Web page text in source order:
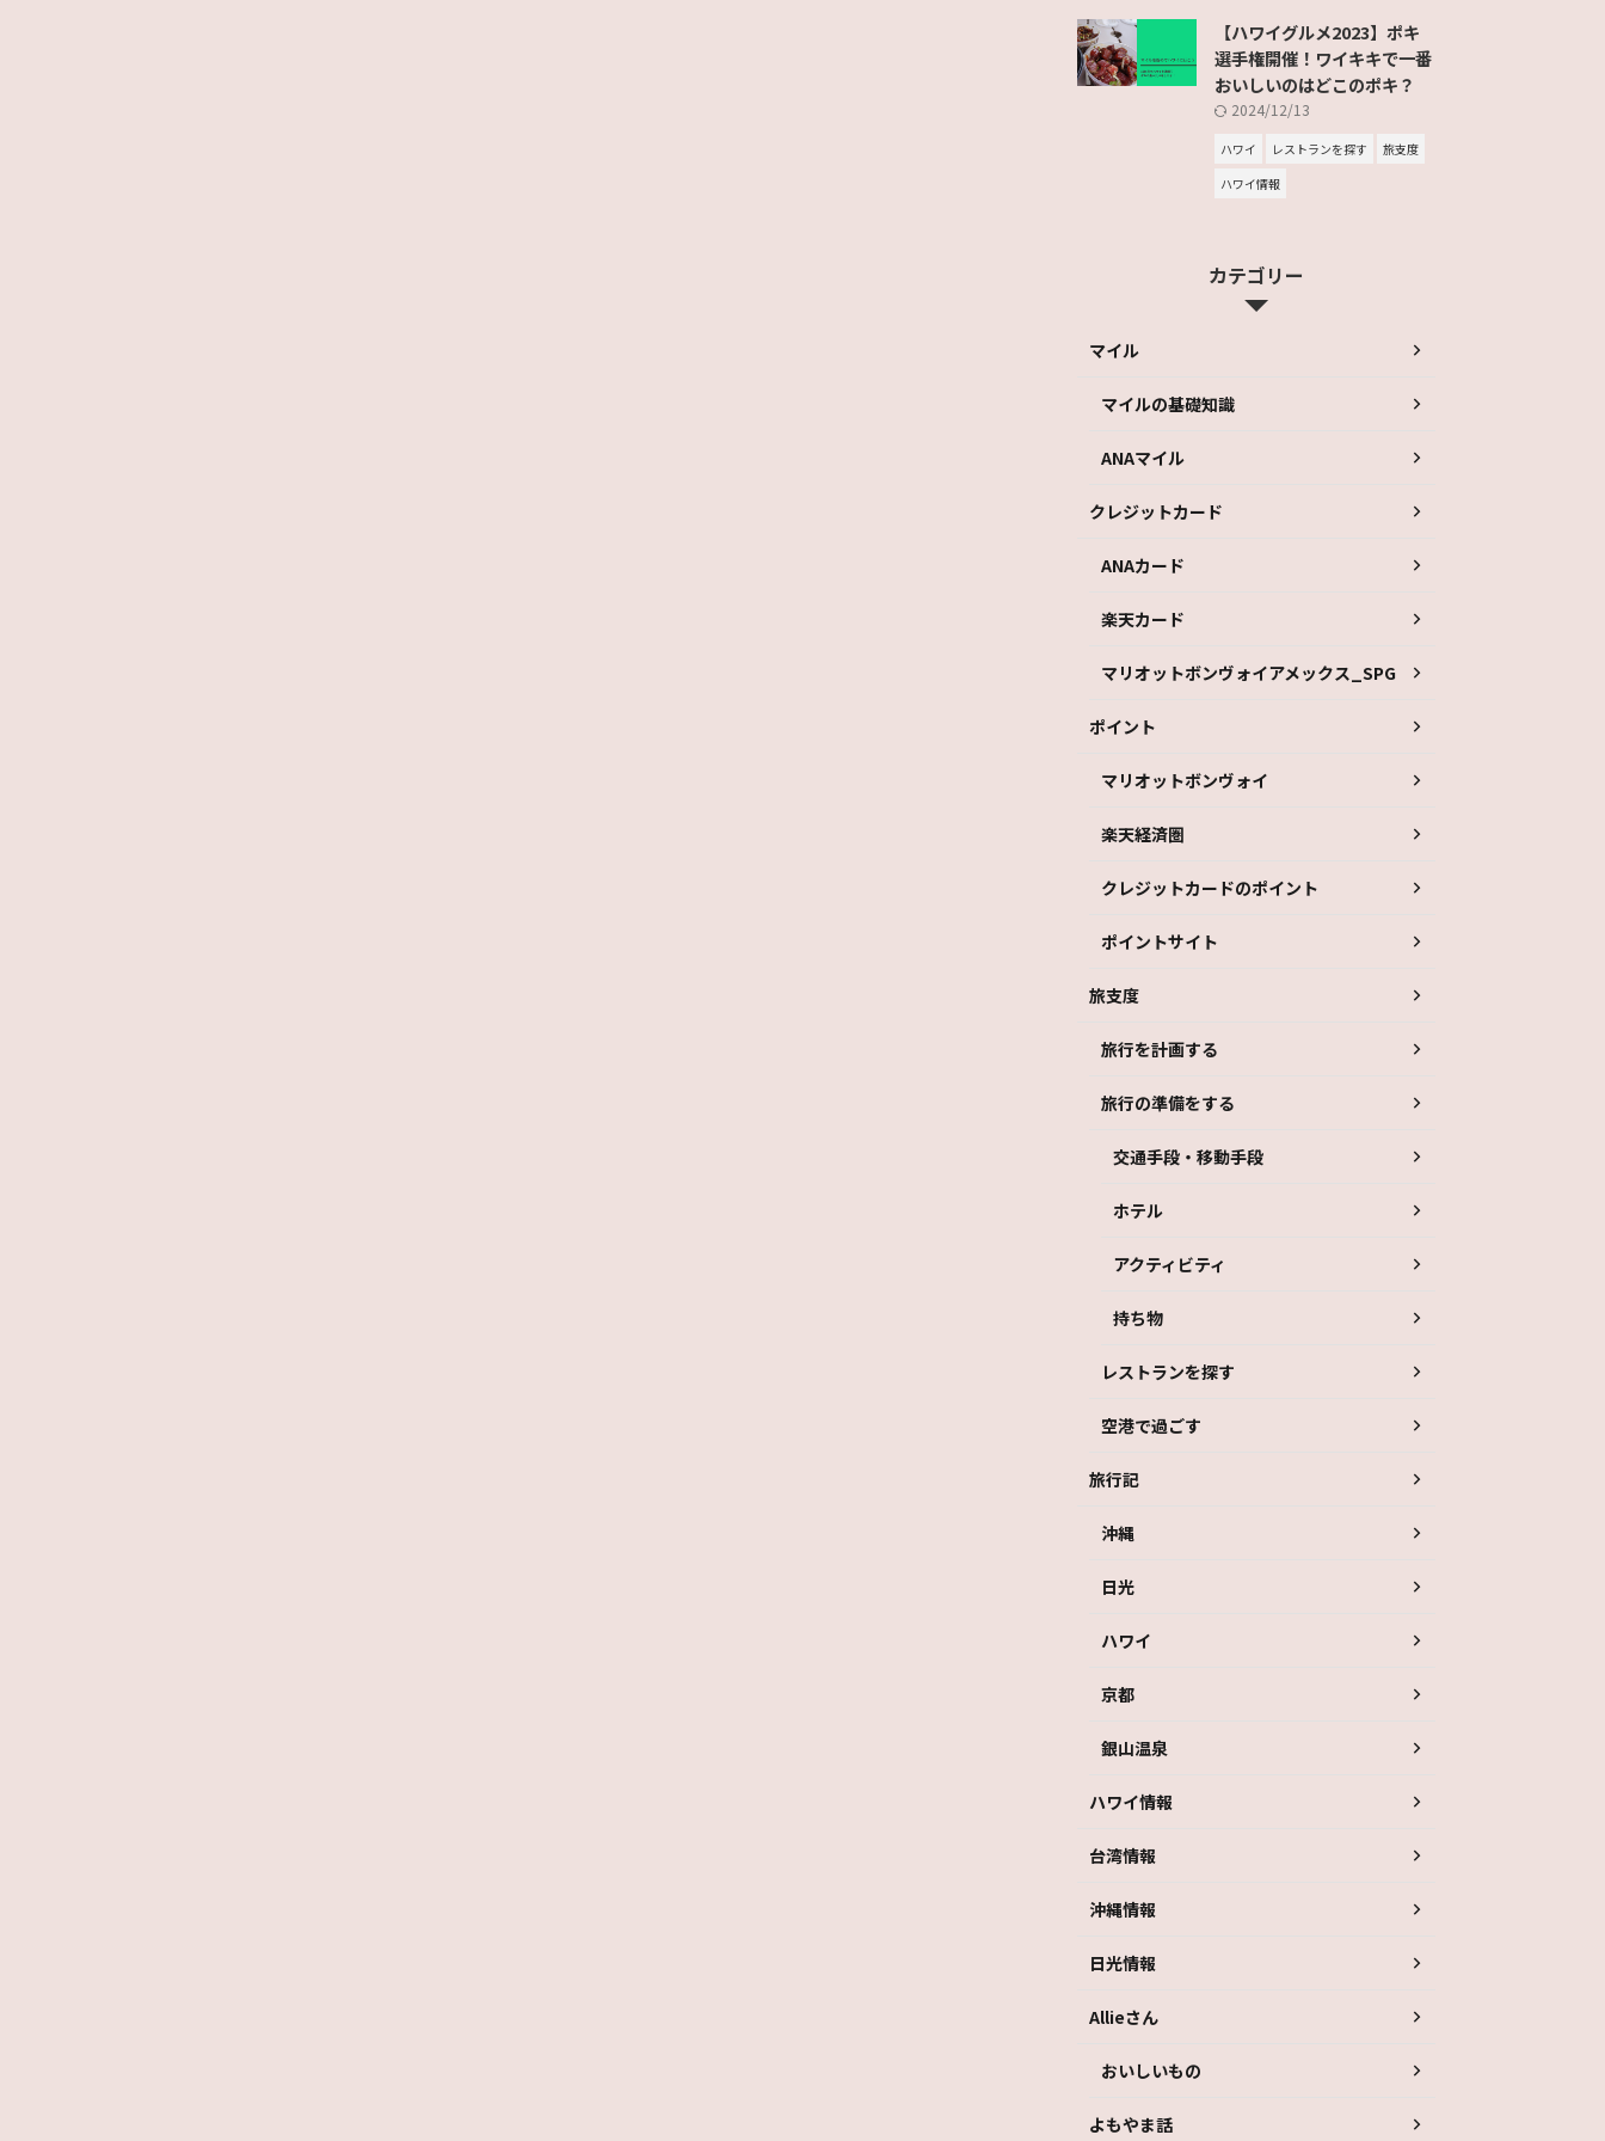
【ハワイグルメ2023】ポキ
選手権開催！ワイキキで一番
おいしいのはどこのポキ？
2024/12/13
ハワイ レストランを探す
旅支度
ハワイ情報
カテゴリー
マイル
マイルの基礎知識
ANAマイル
クレジットカード
ANAカード
楽天カード
マリオットボンヴォイアメックス_SPG
ポイント
マリオットボンヴォイ
楽天経済圏
クレジットカードのポイント
ポイントサイト
旅支度
旅行を計画する
旅行の準備をする
交通手段・移動手段
ホテル
アクティビティ
持ち物
レストランを探す
空港で過ごす
旅行記
沖縄
日光
ハワイ
京都
銀山温泉
ハワイ情報
台湾情報
沖縄情報
日光情報
Allieさん
おいしいもの
よもやま話